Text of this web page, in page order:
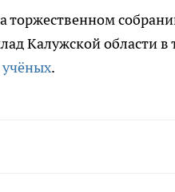
торжественном
Калужской области
учёных.